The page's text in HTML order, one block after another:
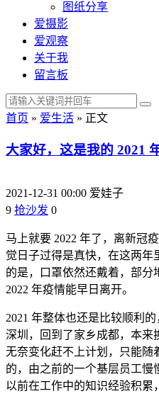
图纸分享
爱摄影
爱观察
关于我
留言板
首页 » 爱生活 » 正文
大家好，这是我的 2021
2021-12-31 00:00 爱娃子
9 抢沙发 0
马上就要 2022 年了，离新冠
觉日子过得是真快，在这两年
的是，口罩依然还戴着，部分
2022 年疫情能早日离开。
2021 年整体也还是比较顺利
深圳，回到了家乡成都，本来
无奈变化赶不上计划，只能随
的，由之前的一个基层员工
以前在工作中的知识经验积累